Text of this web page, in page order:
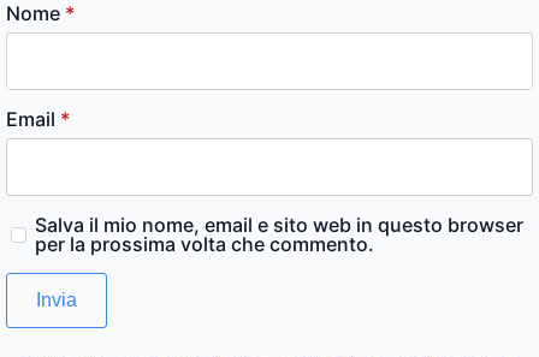
Nome *
Email *
Salva il mio nome, email e sito web in questo browser
per la prossima volta che commento.